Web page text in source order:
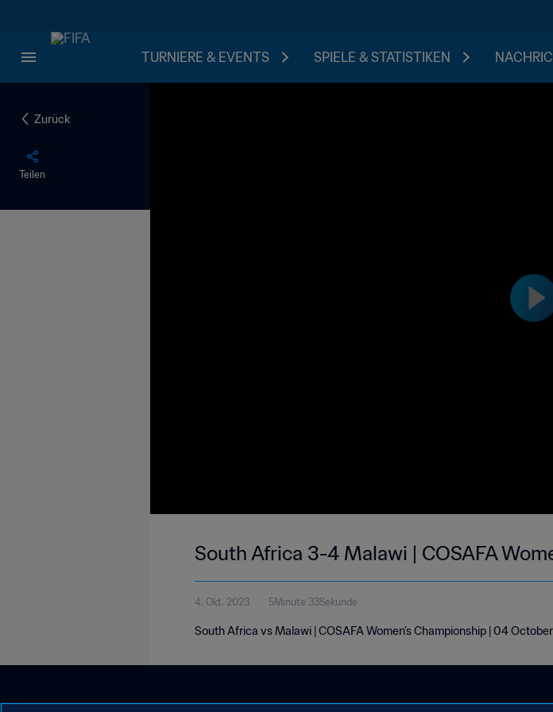
TURNIERE & EVENTS SPIELE & STATISTIKEN
Zurück
Teilen
South Africa 3-4 Malawi | COSAFA
4. Okt. 2023 5Minute 33Sekunde
South Africa vs Malawi | COSAFA Women’s Championship | 04